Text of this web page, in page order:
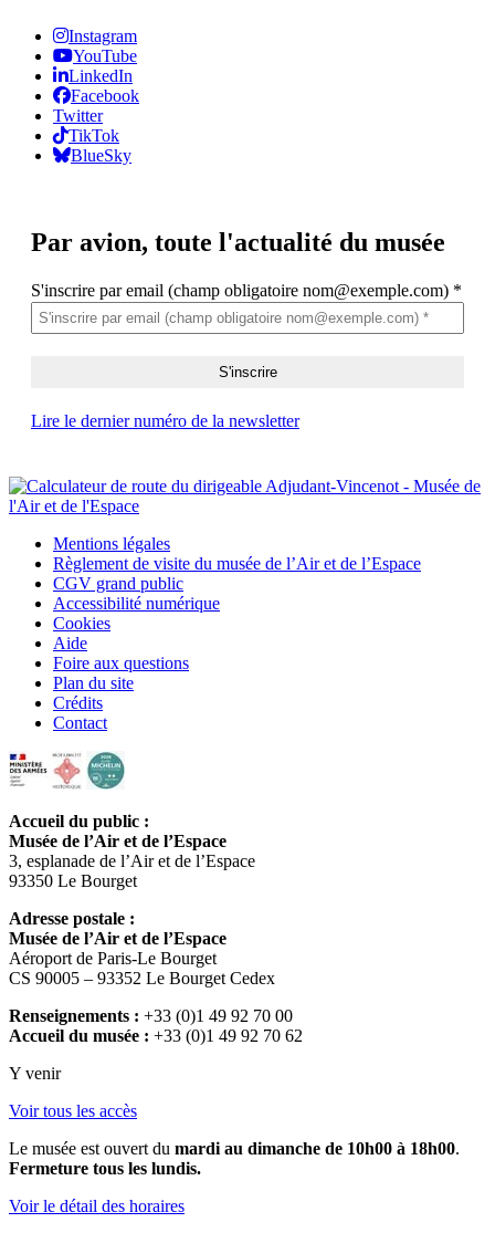
Instagram
YouTube
LinkedIn
Facebook
Twitter
TikTok
BlueSky
Par avion, toute l'actualité du musée
S'inscrire par email (champ obligatoire nom@exemple.com) *
Lire le dernier numéro de la newsletter
Mentions légales
Règlement de visite du musée de l’Air et de l’Espace
CGV grand public
Accessibilité numérique
Cookies
Aide
Foire aux questions
Plan du site
Crédits
Contact
Accueil du public :
Musée de l’Air et de l’Espace
3, esplanade de l’Air et de l’Espace
93350 Le Bourget
Adresse postale :
Musée de l’Air et de l’Espace
Aéroport de Paris-Le Bourget
CS 90005 – 93352 Le Bourget Cedex
Renseignements : +33 (0)1 49 92 70 00
Accueil du musée : +33 (0)1 49 92 70 62
Y venir
Voir tous les accès
Le musée est ouvert du mardi au dimanche de 10h00 à 18h00.
Fermeture tous les lundis.
Voir le détail des horaires